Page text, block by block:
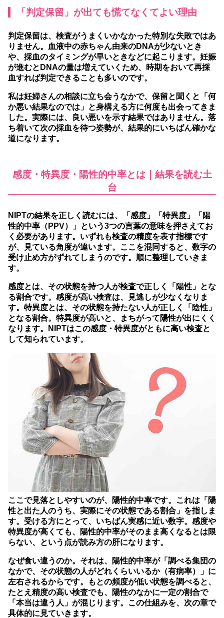
「判定保留」が出ても慌てなくてよい理由
判定保留は、検査がうまくいかなかった特別な失敗ではあ
りません。血液中の赤ちゃん由来のDNAが少ないとき
や、採血のタイミングが早いときなどに起こります。妊娠
が進むとDNAの量は増えていくため、時期をおいて再採
血すれば判定できることも多いのです。
私は妊婦さんの相談に立ち会うなかで、保留と聞くと「何
か悪い結果なのでは」と身構える方に何度も出会ってきま
した。実際には、良い悪いを示す結果ではありません。落
ち着いて次の採血を待つ姿勢が、結果的にいちばん確かな
道になります。
感度・特異度・陽性的中率とは｜結果を読む土
台
NIPTの結果を正しく読むには、「感度」「特異度」「陽
性的中率（PPV）」という3つの言葉の意味を押さえてお
く必要があります。 いずれも検査の精度を表す指標です
が、見ている角度が違います。ここを混同すると、数字の
受け止め方がずれてしまうのです。順に整理していきま
す。
感度とは、その状態を持つ人が検査で正しく「陽性」とな
る割合です。感度が高い検査は、見逃しが少なくなりま
す。特異度とは、その状態を持たない人が正しく「陰性」
となる割合。特異度が高いと、まちがって陽性が出にくく
なります。NIPTはこの感度・特異度がともに高い検査と
して知られています。
ここで見落としやすいのが、陽性的中率です。これは「陽
性と出た人のうち、実際にその状態である割合」を指しま
す。受ける方にとって、いちばん実感に近い数字。感度や
特異度が高くても、陽性的中率がそのまま高くなるとは限
らない、という点が読み方の肝になります。
なぜ食い違うのか。それは、陽性的中率が「調べる集団の
なかで、その状態の人がどれくらいいるか（有病率）」に
左右されるからです。もとの頻度が低い状態を調べると、
たとえ精度の高い検査でも、陽性のなかに一定の割合で
「本当は違う人」が混じります。この仕組みを、次の章で
具体的に見ていきます。